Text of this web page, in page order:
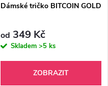
Dámské tričko BITCOIN GOLD
od 349 Kč
Skladem >5 ks
ZOBRAZIT